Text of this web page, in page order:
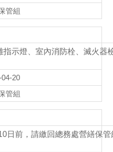
管組
指示燈、室內消防栓、滅火器
04-20
管組
日前，請繳回總務處營繕保管